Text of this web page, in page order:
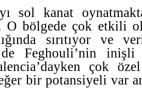
sol kanat
O bölgede çok etkili
sırıtıyor ve
Feghouli’nin inişli
çok
bir potansiyeli var